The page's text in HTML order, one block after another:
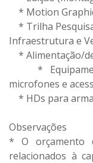
* Motion
* Trilha
Infraestrutura e
* Alimentação/
*
microfones e
* HDs para
Observações
* O orçamento
relacionados à